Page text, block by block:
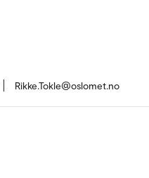
Rikke.Tokle@oslomet.no